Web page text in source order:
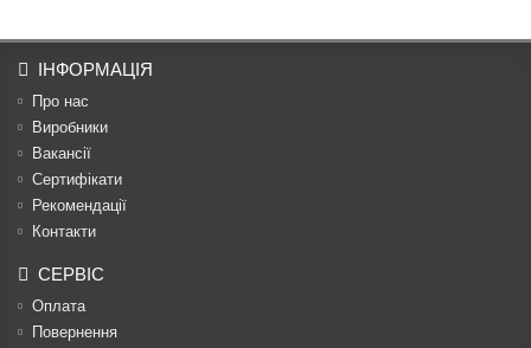
ІНФОРМАЦІЯ
Про нас
Виробники
Вакансії
Сертифікати
Рекомендації
Контакти
СЕРВІС
Оплата
Повернення